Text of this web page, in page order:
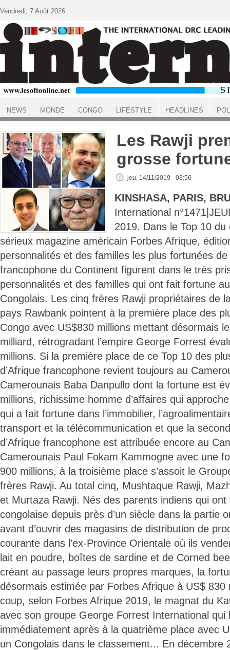
ACCUEIL
Les Rawji
grosse
jeu, 14/11/2019 - 03:56
KINSHASA, PARIS,
International
2019. Dans le Top 10
sérieux magazine américain Forbes Afrique,
personnalités et des familles les plus fortunées
francophone du Continent figurent dans le très
personnalités et des familles qui ont fait fortune
Congolais. Les cinq frères Rawji propriétaires de
pays Rawbank pointent à la première place des
Congo avec US$830 millions mettant désormais
milliard, rétrogradant l’empire George Forrest
millions. Si la première place de ce Top 10 des
d’Afrique francophone revient toujours au
Camerounais Baba Danpullo dont la fortune est
millions, richissime homme d’affaires qui
qui a fait fortune dans l’immobilier,
transport et la télécommunication et que la
d’Afrique francophone est attribuée encore au
Camerounais Paul Fokam Kammogne avec une
900 millions, à la troisième place s’assoit le
frères Rawji. Au total cinq, Mushtaque Rawji,
et Murtaza Rawji. Nés des parents indiens qui
congolaise depuis près d’un siècle dans la partie
avant d’ouvrir des magasins de distribution de
courante dans l’ex-Province Orientale où ils
lait en poudre, boîtes de sardine et de Corned
créant au passage leurs propres marques, la
désormais estimée par Forbes Afrique à US$ 830
coup, selon Forbes Afrique 2019, le magnat du
avec son groupe George Forrest International qui
immédiatement après à la quatrième place avec
un Congolais dans le classement... En décembre
Vendredi, 7 Août 2026
NEWS MONDE CONGO LIFESTYLE HEADLINES